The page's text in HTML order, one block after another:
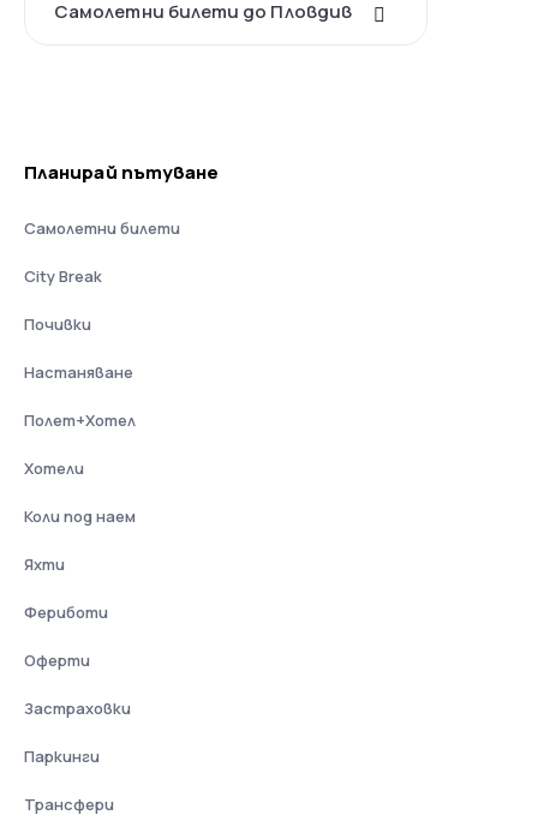
Самолетни билети до Пловдив
Планирай пътуване
Самолетни билети
City Break
Почивки
Настаняване
Полет+Хотел
Хотели
Коли под наем
Яхти
Фериботи
Оферти
Застраховки
Паркинги
Трансфери